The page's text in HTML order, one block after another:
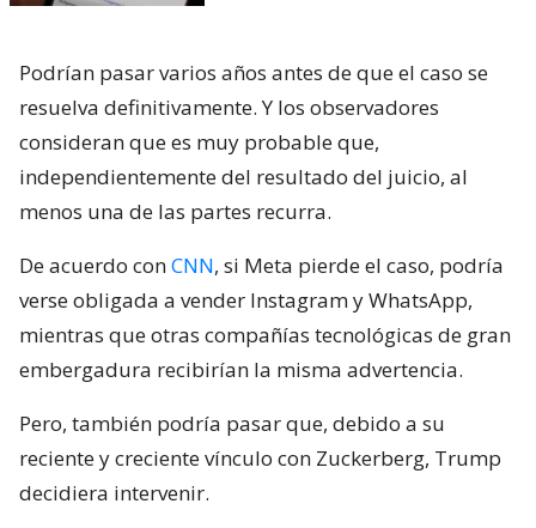
Podrían pasar varios años antes de que el caso se
resuelva definitivamente. Y los observadores
consideran que es muy probable que,
independientemente del resultado del juicio, al
menos una de las partes recurra.
De acuerdo conCNN, si Meta pierde el caso, podría
verse obligada a vender Instagram y WhatsApp,
mientras que otras compañías tecnológicas de gran
embergadura recibirían la misma advertencia.
Pero, también podría pasar que, debido a su
reciente y creciente vínculo con Zuckerberg, Trump
decidiera intervenir.